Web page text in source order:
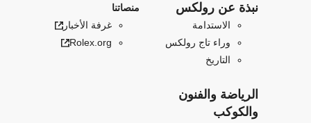
نبذة عن رولكس
الاستدامة
وراء تاج رولكس
التاريخ
الرياضة والفنون
والكوكب
منصاتنا
غرفة الأخبار
Rolex.org